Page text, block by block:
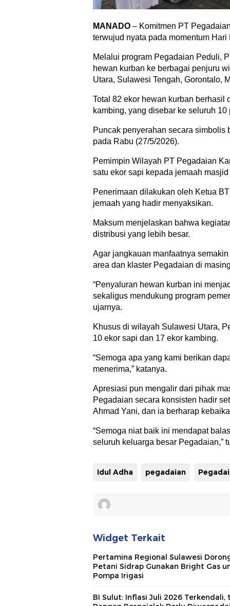
MANADO – Komitmen PT
terwujud nyata pada momentum
Melalui program Pegadaian Peduli,
hewan kurban ke berbagai penjuru
Utara, Sulawesi Tengah, Gorontalo,
Total 82 ekor hewan kurban berhasil
kambing, yang disebar ke seluruh
Puncak penyerahan secara
pada Rabu (27/5/2026).
Pemimpin Wilayah PT Pegadaian
satu ekor sapi kepada jemaah
Penerimaan dilakukan oleh Ketua
jemaah yang hadir menyaksikan.
Maksum menjelaskan bahwa
distribusi yang lebih besar.
Agar jangkauan manfaatnya
area dan klaster Pegadaian di
“Penyaluran hewan kurban ini
sekaligus mendukung program
ujarnya.
Khusus di wilayah Sulawesi Utara,
10 ekor sapi dan 17 ekor kambing.
“Semoga apa yang kami berikan
menerima,” katanya.
Apresiasi pun mengalir dari pihak
Pegadaian secara konsisten hadir
Ahmad Yani, dan ia berharap
“Semoga niat baik ini mendapat
seluruh keluarga besar Pegadaian,”
Idul Adha pegadaian
Widget Terkait
Pertamina Regional Sulawesi
Petani Sidrap Gunakan Bright Gas
Pompa Irigasi
BI Sulut: Inflasi Juli 2026 Terkendali,